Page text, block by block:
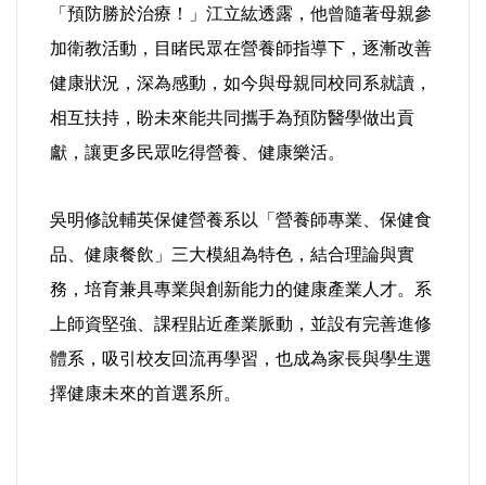
「預防勝於治療！」江立紘透露，他曾隨著母親參
加衛教活動，目睹民眾在營養師指導下，逐漸改善
健康狀況，深為感動，如今與母親同校同系就讀，
相互扶持，盼未來能共同攜手為預防醫學做出貢
獻，讓更多民眾吃得營養、健康樂活。
吳明修說輔英保健營養系以「營養師專業、保健食
品、健康餐飲」三大模組為特色，結合理論與實
務，培育兼具專業與創新能力的健康產業人才。系
上師資堅強、課程貼近產業脈動，並設有完善進修
體系，吸引校友回流再學習，也成為家長與學生選
擇健康未來的首選系所。